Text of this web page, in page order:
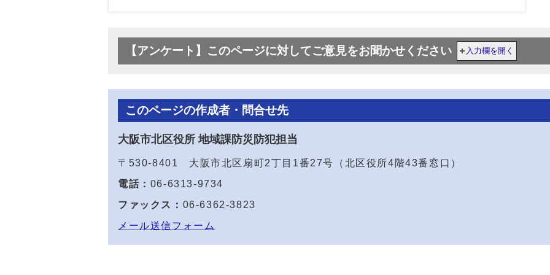
【アンケート】このページに対してご意見をお聞かせください 入力欄を開く
このページの作成者・問合せ先
大阪市北区役所 地域課防災防犯担当
〒530-8401 大阪市北区扇町2丁目1番27号（北区役所4階43番窓口）
電話： 06-6313-9734
ファックス： 06-6362-3823
メール送信フォーム